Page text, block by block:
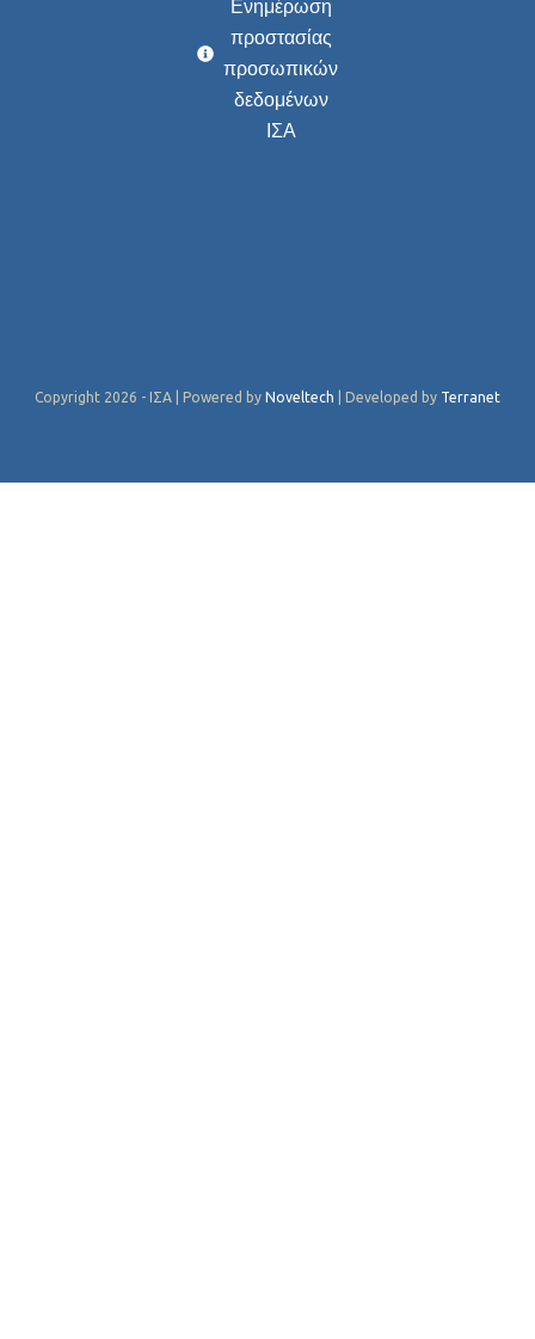
Ενημέρωση
προστασίας
προσωπικών
δεδομένων
ΙΣΑ
Copyright 2026 - ΙΣΑ | Powered by Noveltech | Developed by Terranet